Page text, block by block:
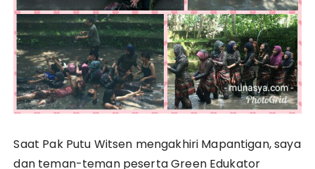
Saat Pak Putu Witsen mengakhiri Mapantigan, saya
dan teman-teman peserta Green Edukator